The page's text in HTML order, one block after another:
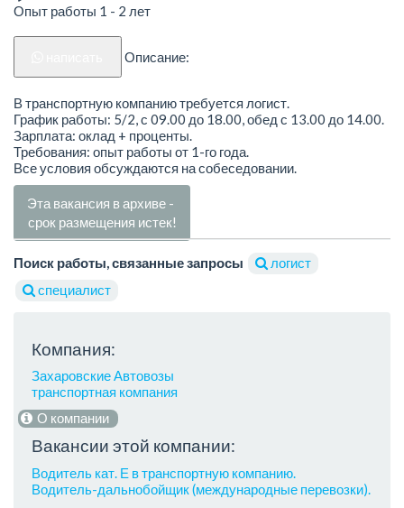
Опыт работы 1 - 2 лет
Описание:
В транспортную компанию требуется логист.
График работы: 5/2, с 09.00 до 18.00, обед с 13.00 до 14.00.
Зарплата: оклад + проценты.
Требования: опыт работы от 1-го года.
Все условия обсуждаются на собеседовании.
Эта вакансия в архиве -
срок размещения истек!
Поиск работы, связанные запросы
логист
специалист
Компания:
Захаровские Автовозы
транспортная компания
О компании
Вакансии этой компании:
Водитель кат. Е в транспортную компанию.
Водитель-дальнобойщик (международные перевозки).